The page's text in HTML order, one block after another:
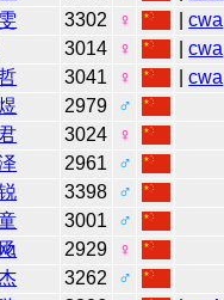
3302 ♀ |cwa
3014 ♀ |cwa
3041 ♀ |cwa
2979
♂
3024
♀
2961
♂
3398
♂
3001
♂
2929
♀
3262
♂